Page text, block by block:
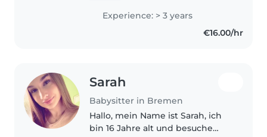
and ADHD. With a background
in Clinical Psychology and a
knack for drawing and games,..
Experience: > 3 years
€16.00/hr
Sarah
Babysitter in Bremen
Hallo, mein Name ist Sarah, ich
bin 16 Jahre alt und besuche